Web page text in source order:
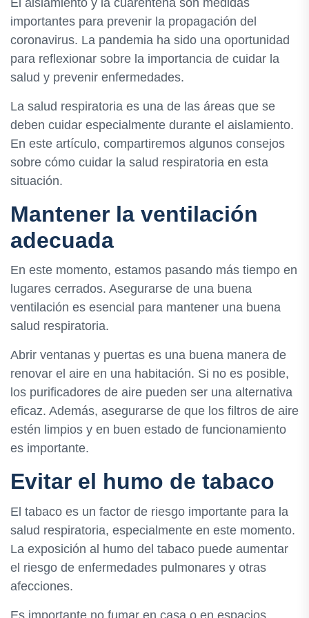
El aislamiento y la cuarentena son medidas
importantes para prevenir la propagación del
coronavirus. La pandemia ha sido una oportunidad
para reflexionar sobre la importancia de cuidar la
salud y prevenir enfermedades.
La salud respiratoria es una de las áreas que se
deben cuidar especialmente durante el aislamiento.
En este artículo, compartiremos algunos consejos
sobre cómo cuidar la salud respiratoria en esta
situación.
Mantener la ventilación
adecuada
En este momento, estamos pasando más tiempo en
lugares cerrados. Asegurarse de una buena
ventilación es esencial para mantener una buena
salud respiratoria.
Abrir ventanas y puertas es una buena manera de
renovar el aire en una habitación. Si no es posible,
los purificadores de aire pueden ser una alternativa
eficaz. Además, asegurarse de que los filtros de aire
estén limpios y en buen estado de funcionamiento
es importante.
Evitar el humo de tabaco
El tabaco es un factor de riesgo importante para la
salud respiratoria, especialmente en este momento.
La exposición al humo del tabaco puede aumentar
el riesgo de enfermedades pulmonares y otras
afecciones.
Es importante no fumar en casa o en espacios